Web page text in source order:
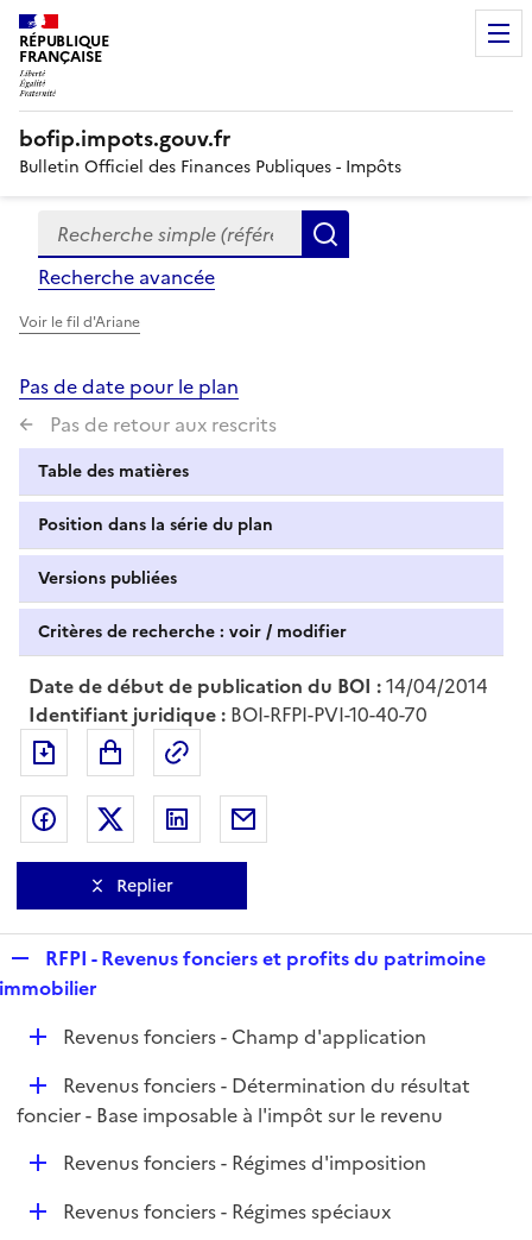
RÉPUBLIQUE
FRANÇAISE
bofip.impots.gouv.fr
Bulletin Officiel des Finances Publiques - Impôts
Formulaire
de
recherche
Recherche simple (références, mots clés, partie du
Recherche avancée
Voir le fil d'Ariane
Pas de date pour le plan
Pas de retour aux rescrits
Table des matières
Position dans la série du plan
Versions publiées
Critères de recherche : voir / modifier
Date de début de publication du BOI :14/04/2014
Identifiant juridique : BOI-RFPI-PVI-10-40-70
Exporter le document au format pdf
Partager sur Facebook
Partager sur Twitter
Partager sur LinkedIn
Replier
e
l
i
e
r
RFPI - Revenus fonciers et profits du patrimoine
immobilier
D
l
Revenus fonciers - Champ d'application
D
é
Revenus fonciers - Détermination du résultat
foncier - Base imposable à l'impôt sur le revenu
DRevenus fonciers - Régimes d'imposition
DRevenus fonciers - Régimes spéciaux